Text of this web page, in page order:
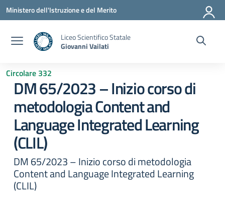
Vai ai contenuti
Vai al menu di navigazione
Vai al footer
Ministero dell'Istruzione e del Merito
Liceo Scientifico Statale
Giovanni Vailati
Circolare 332
DM 65/2023 – Inizio corso di
metodologia Content and
Language Integrated Learning
(CLIL)
DM 65/2023 – Inizio corso di metodologia
Content and Language Integrated Learning
(CLIL)